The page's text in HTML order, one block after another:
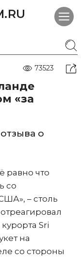
73523
«за
о
равно что
со
– столь
Sri
на
со стороны